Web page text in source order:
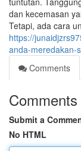
dan kecemasan
Tetapi, ada cara
https://
anda-meredakan-
Comments
Comments
Submit a
No HTML